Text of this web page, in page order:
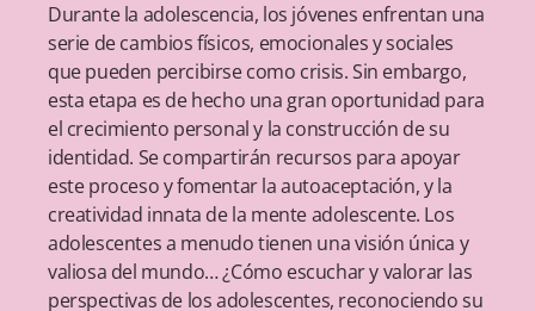
Durante la adolescencia, los jóvenes enfrentan una
serie de cambios físicos, emocionales y sociales
que pueden percibirse como crisis. Sin embargo,
esta etapa es de hecho una gran oportunidad para
el crecimiento personal y la construcción de su
identidad. Se compartirán recursos para apoyar
este proceso y fomentar la autoaceptación, y la
creatividad innata de la mente adolescente. Los
adolescentes a menudo tienen una visión única y
valiosa del mundo… ¿Cómo escuchar y valorar las
perspectivas de los adolescentes, reconociendo su